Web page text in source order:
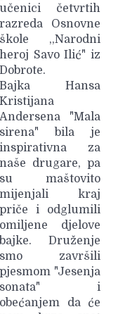
učenici četvrtih
razreda Osnovne
škole ,,Narodni
heroj Savo Ilić" iz
Dobrote.
Bajka Hansa
Kristijana
Andersena "Mala
sirena" bila je
inspirativna za
naše drugare, pa
su maštovito
mijenjali kraj
priče i odglumili
omiljene djelove
bajke. Druženje
smo završili
pjesmom "Jesenja
sonata" i
obećanjem da će